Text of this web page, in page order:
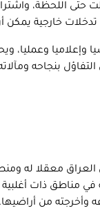
حتى اللحظة،
خارجية يمكن
وإعلاميا وعمليا،
بنجاحه
معقلا له
في مناطق ذات